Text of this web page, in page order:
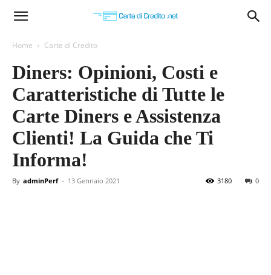
Carta
Credito
Home Carte di Credito
Diners: Opinioni, Costi e
Caratteristiche di Tutte le
Carte Diners e Assistenza
Clienti! La Guida che Ti
Informa!
By adminPerf - 13 Gennaio 2021 0
3180